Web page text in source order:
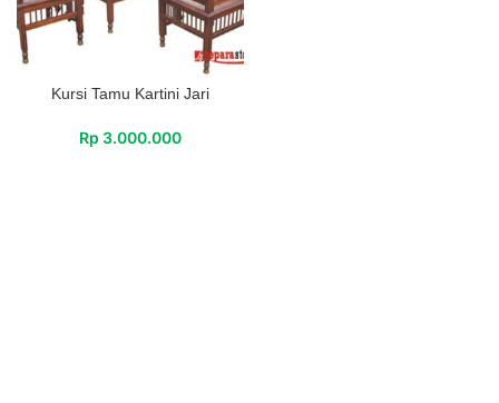
Kursi Tamu Kartini Jari
Rp 3.000.000